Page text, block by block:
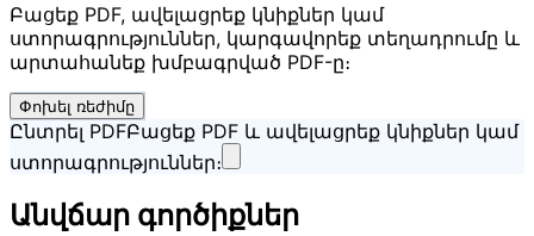
Բացեք PDF, ավելացրեք կնիքներ կամ
ստորագրություններ, կարգավորեք տեղադրումը և
արտահանեք խմբագրված PDF-ը։
Փոխել ռեժիմը
Ընտրել PDFԲացեք PDF և ավելացրեք կնիքներ կամ
ստորագրություններ։
Անվճար գործիքներ